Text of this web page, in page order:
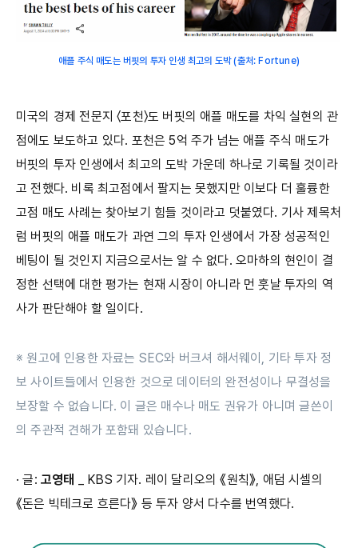
애플 주식 매도는 버핏의 투자 인생 최고의 도박 (출처: Fortune)
미국의 경제 전문지 〈포천〉도 버핏의 애플 매도를 차익 실현의 관
점에도 보도하고 있다. 포천은 5억 주가 넘는 애플 주식 매도가
버핏의 투자 인생에서 최고의 도박 가운데 하나로 기록될 것이라
고 전했다. 비록 최고점에서 팔지는 못했지만 이보다 더 훌륭한
고점 매도 사례는 찾아보기 힘들 것이라고 덧붙였다. 기사 제목처
럼 버핏의 애플 매도가 과연 그의 투자 인생에서 가장 성공적인
베팅이 될 것인지 지금으로서는 알 수 없다. 오마하의 현인이 결
정한 선택에 대한 평가는 현재 시장이 아니라 먼 훗날 투자의 역
사가 판단해야 할 일이다.
※ 원고에 인용한 자료는 SEC와 버크셔 해서웨이, 기타 투자 정
보 사이트들에서 인용한 것으로 데이터의 완전성이나 무결성을
보장할 수 없습니다. 이 글은 매수나 매도 권유가 아니며 글쓴이
의 주관적 견해가 포함돼 있습니다.
· 글: 고영태
_ KBS 기자. 레이 달리오의 《원칙》, 애덤 시셀의
《돈은 빅테크로 흐른다》 등 투자 양서 다수를 번역했다.